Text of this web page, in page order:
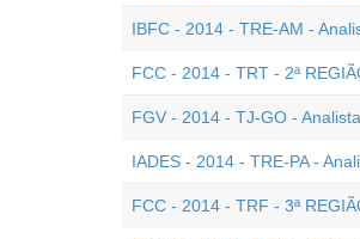
IBFC - 2014 - TRE-AM -
FCC - 2014 - TRT - 2ª
FGV - 2014 - TJ-GO -
IADES - 2014 - TRE-PA -
FCC - 2014 - TRF - 3ª